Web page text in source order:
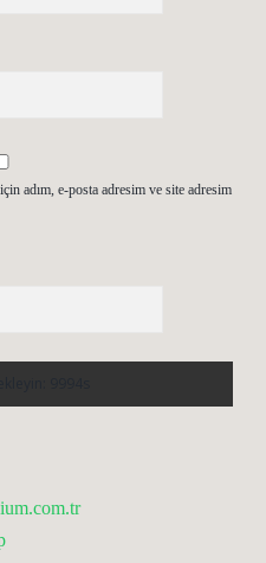
adım, e-posta adresim ve site adresim